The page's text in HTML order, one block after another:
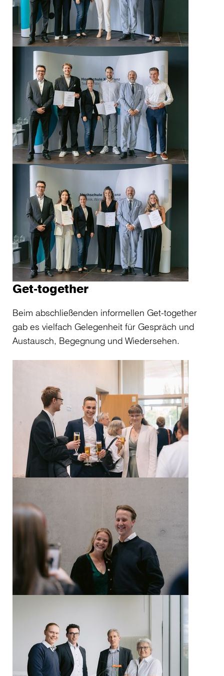
Get-together
Beim abschließenden informellen Get-together
gab es vielfach Gelegenheit für Gespräch und
Austausch, Begegnung und Wiedersehen.